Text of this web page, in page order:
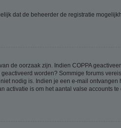
dat de beheerder de registratie
de oorzaak zijn. Indien COPPA
worden? Sommige forums
nodig is. Indien je een e-mail
is om het aantal valse accounts